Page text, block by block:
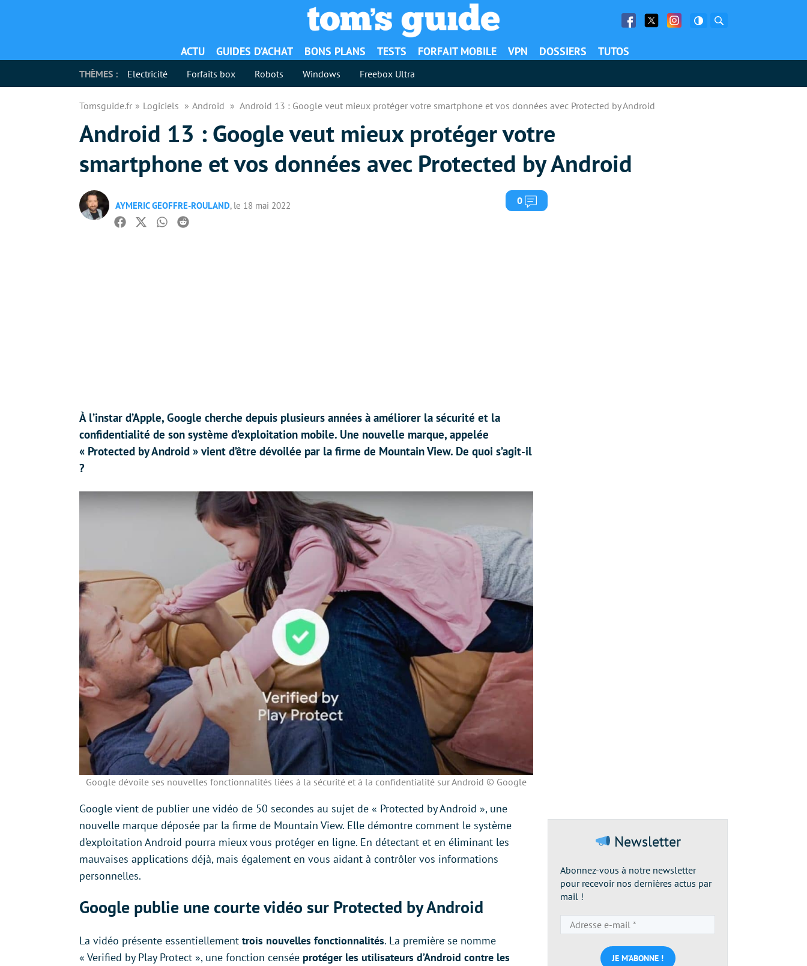
Facebook
Twitter Facebook
ACTU GUIDES D’ACHAT BONS PLANS TESTS FORFAIT MOBILE VPN DOSSIERS TUTOS
THÈMES : Electricité Forfaits box Robots Windows Freebox Ultra
Tomsguide.fr Logiciels Android Android 13 : Google veut mieux protéger votre smartphone et vos données avec Protected by Android
Android 13 : Google veut mieux protéger votre
smartphone et vos données avec Protected by Android
AYMERIC GEOFFRE-ROULAND, le 18 mai 2022 0 Commentaires
Facebook
TwitterWhatsapp
Reddit
À l’instar d’Apple, Google cherche depuis plusieurs années à améliorer la sécurité et la
confidentialité de son système d’exploitation mobile. Une nouvelle marque, appelée
« Protected by Android » vient d’être dévoilée par la firme de Mountain View. De quoi s’agit-il
?
Google dévoile ses nouvelles fonctionnalités liées à la sécurité et à la confidentialité sur Android © Google
Google vient de publier une vidéo de 50 secondes au sujet de « Protected by Android », une
nouvelle marque déposée par la firme de Mountain View. Elle démontre comment le système
d’exploitation Android pourra mieux vous protéger en ligne. En détectant et en éliminant les
mauvaises applications déjà, mais également en vous aidant à contrôler vos informations
personnelles.
Google publie une courte vidéo sur Protected by Android
La vidéo présente essentiellement trois nouvelles fonctionnalités. La première se nomme
« Verified by Play Protect », une fonction censée protéger les utilisateurs d’Android contre les
Newsletter
Abonnez-vous à notre newsletter
pour recevoir nos dernières actus par
mail !
e-
mail
*